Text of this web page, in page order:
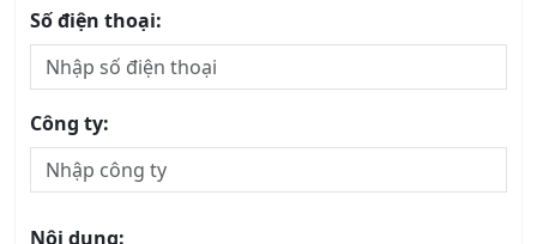
Khóa học Quản Trị Dịch Vụ chuyên nghiệp
13/08/2026
14/08/2026